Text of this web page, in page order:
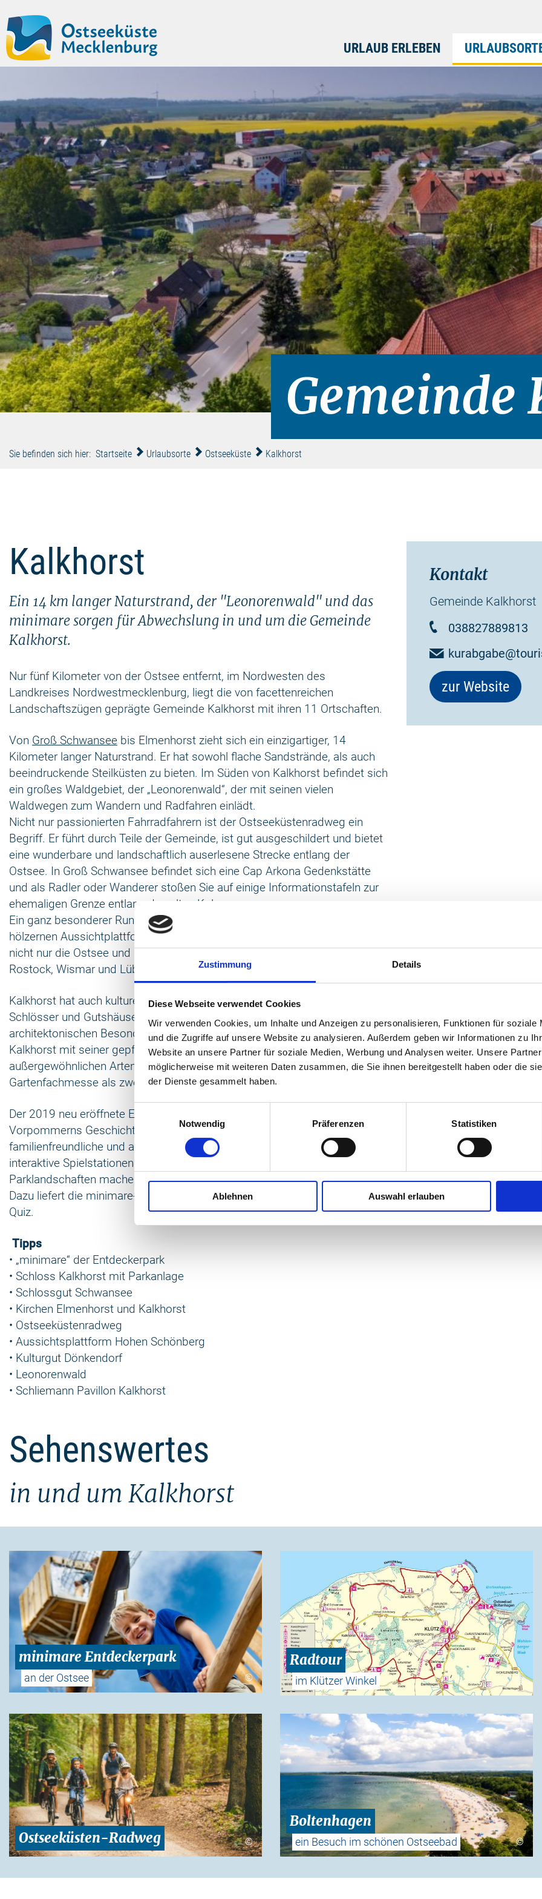
Zustimmung Details
Diese Webseite verwendet Cookies
Wir verwenden Cookies, um Inhalte und Anzeigen zu personalisieren, Funktionen für soziale
und die Zugriffe auf unsere Website zu analysieren. Außerdem geben wir Informationen zu
Website an unsere Partner für soziale Medien, Werbung und Analysen weiter. Unsere
möglicherweise mit weiteren Daten zusammen, die Sie ihnen bereitgestellt haben oder die
der Dienste gesammelt haben.
Einwilligungsauswahl
Notwendig
Präferenzen Statistiken
Ablehnen Auswahl erlauben
URLAUB ERLEBEN
Gemeinde
Sie befinden sich hier: Startseite Urlaubsorte Ostseeküste Kalkhorst
Kontakt
Gemeinde Kalkhorst
038827889813
zur Website
Kalkhorst
Ein 14 km langer Naturstrand, der "Leonorenwald" und das
minimare sorgen für Abwechslung in und um die Gemeinde
Kalkhorst.
Nur fünf Kilometer von der Ostsee entfernt, im Nordwesten des
Landkreises Nordwestmecklenburg, liegt die von facettenreichen
Landschaftszügen geprägte Gemeinde Kalkhorst mit ihren 11 Ortschaften.
Von Groß Schwansee bis Elmenhorst zieht sich ein einzigartiger, 14
Kilometer langer Naturstrand. Er hat sowohl flache Sandstrände, als auch
beeindruckende Steilküsten zu bieten. Im Süden von Kalkhorst befindet sich
ein großes Waldgebiet, der „Leonorenwald“, der mit seinen vielen
Waldwegen zum Wandern und Radfahren einlädt.
Nicht nur passionierten Fahrradfahrern ist der Ostseeküstenradweg ein
Begriff. Er führt durch Teile der Gemeinde, ist gut ausgeschildert und bietet
eine wunderbare und landschaftlich auserlesene Strecke entlang der
Ostsee. In Groß Schwansee befindet sich eine Cap Arkona Gedenkstätte
und als Radler oder Wanderer stoßen Sie auf einige Informationstafeln zur
ehemaligen Grenze entlang des alten Kolonnenweges.
Ein ganz besonderer Rundumblick bietet sich von der wunderschönen,
hölzernen Aussichtplattform in Hohen Schönberg. Bei gutem Wetter sind
nicht nur die Ostsee und der Klützer Winkel, sondern auch die Hansestädte
Rostock, Wismar und Lübeck zu sehen.
Kalkhorst hat auch kulturell etwas zu bieten – sehenswerte Kirchen,
Schlösser und Gutshäuser mit bedeutenden Geschichten und
architektonischen Besonderheiten, wie zum Beispiel das Schloss in
Kalkhorst mit seiner gepflegten Parkanlage. Wegen seines
außergewöhnlichen Artenreichtums wurde er 2002 durch die internationale
Gartenfachmesse als zweitschönster Park Deutschlands ausgezeichnet.
Der 2019 neu eröffnete Entdeckerpark „
Vorpommerns Geschichte greifbar und lädt Besucher auf eine
familienfreundliche und abenteuerliche Zeitreise ein. Miniaturbauwerke,
interaktive Spielstationen in liebevoll gestalteten Gärten und
Parklandschaften machen einen Besuch zum Streifzug durch Jahrhunderte.
Dazu liefert die minimare-App fesselnde Geschichten und ein spannendes
Quiz.
Tipps
• „minimare“ der Entdeckerpark
• Schloss Kalkhorst mit Parkanlage
• Schlossgut Schwansee
• Kirchen Elmenhorst und Kalkhorst
• Ostseeküstenradweg
• Aussichtsplattform Hohen Schönberg
• Kulturgut Dönkendorf
• Leonorenwald
• Schliemann Pavillon Kalkhorst
Sehenswertes
in und um Kalkhorst
minimare Entdeckerpark
an der Ostsee ©
Radtour
im Klützer Winkel ©
Ostseeküsten-Radweg ©
Boltenhagen
ein Besuch im schönen Ostseebad ©